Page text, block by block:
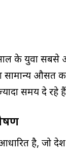
के युवा सबसे
सामान्य औसत
समय दे रहे
आधारित है, जो